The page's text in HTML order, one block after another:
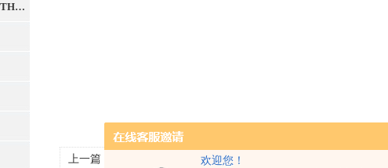
欢迎您！
大型步入式恒温恒湿试验设备（WTH系列）
上一篇： 温湿度试验箱技术现状与发展 盐雾腐